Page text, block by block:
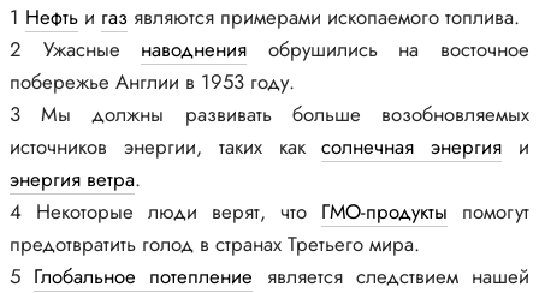
1 Нефть и газ являются примерами ископаемого топлива.
2 Ужасные наводнения обрушились на восточное
побережье Англии в 1953 году.
3 Мы должны развивать больше возобновляемых
источников энергии, таких каксолнечная энергия и
энергия ветра.
4 Некоторые люди верят, что ГМО-продукты помогут
предотвратить голод в странах Третьего мира.
5 Глобальное потепление является следствием нашей